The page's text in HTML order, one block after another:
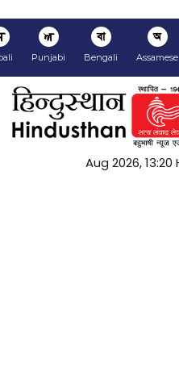
অ
Assamese
বা
Bengali
ਅ
Punjabi